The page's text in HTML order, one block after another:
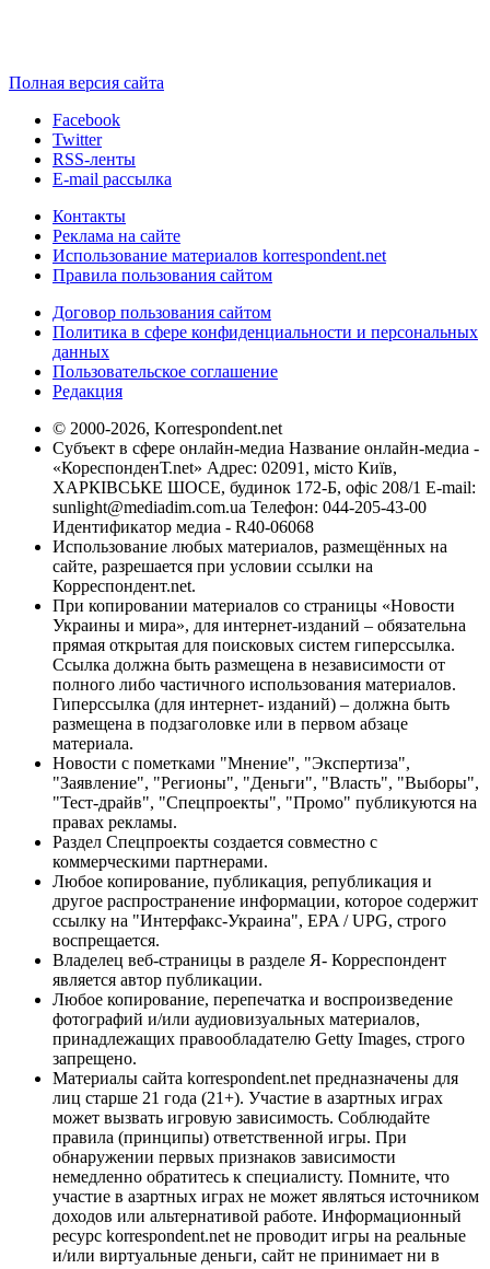
Полная версия сайта
Facebook
Twitter
RSS-ленты
E-mail рассылка
Контакты
Реклама на сайте
Использование материалов korrespondent.net
Правила пользования сайтом
Договор пользования сайтом
Политика в сфере конфиденциальности и персональных
данных
Пользовательское соглашение
Редакция
© 2000-2026, Korrespondent.net
Субъект в сфере онлайн-медиа Название онлайн-медиа -
«КореспонденТ.net» Адрес: 02091, місто Київ,
ХАРКІВСЬКЕ ШОСЕ, будинок 172-Б, офіс 208/1 E-mail:
sunlight@mediadim.com.ua Телефон: 044-205-43-00
Идентификатор медиа - R40-06068
Использование любых материалов, размещённых на
сайте, разрешается при условии ссылки на
Корреспондент.net.
При копировании материалов со страницы «Новости
Украины и мира», для интернет-изданий – обязательна
прямая открытая для поисковых систем гиперссылка.
Ссылка должна быть размещена в независимости от
полного либо частичного использования материалов.
Гиперссылка (для интернет- изданий) – должна быть
размещена в подзаголовке или в первом абзаце
материала.
Новости с пометками "Мнение", "Экспертиза",
"Заявление", "Регионы", "Деньги", "Власть", "Выборы",
"Тест-драйв", "Спецпроекты", "Промо" публикуются на
правах рекламы.
Раздел Спецпроекты создается совместно с
коммерческими партнерами.
Любое копирование, публикация, републикация и
другое распространение информации, которое содержит
ссылку на "Интерфакс-Украина", EPA / UPG, строго
воспрещается.
Владелец веб-страницы в разделе Я- Корреспондент
является автор публикации.
Любое копирование, перепечатка и воспроизведение
фотографий и/или аудиовизуальных материалов,
принадлежащих правообладателю Getty Images, строго
запрещено.
Материалы сайта korrespondent.net предназначены для
лиц старше 21 года (21+). Участие в азартных играх
может вызвать игровую зависимость. Соблюдайте
правила (принципы) ответственной игры. При
обнаружении первых признаков зависимости
немедленно обратитесь к специалисту. Помните, что
участие в азартных играх не может являться источником
доходов или альтернативой работе. Информационный
ресурс korrespondent.net не проводит игры на реальные
и/или виртуальные деньги, сайт не принимает ни в